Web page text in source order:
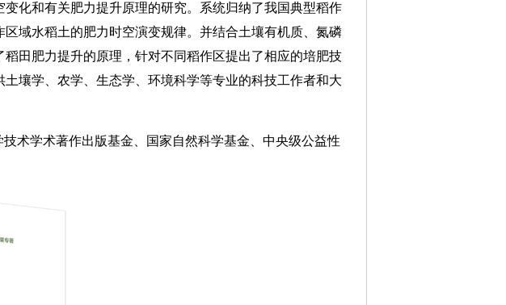
化和有关肥力提升原理的研究。系统归纳了我国典型稻作
域水稻土的肥力时空演变规律。并结合土壤有机质、氮磷
田肥力提升的原理，针对不同稻作区提出了相应的培肥技
壤学、农学、生态学、环境科学等专业的科技工作者和大
术学术著作出版基金、国家自然科学基金、中央级公益性